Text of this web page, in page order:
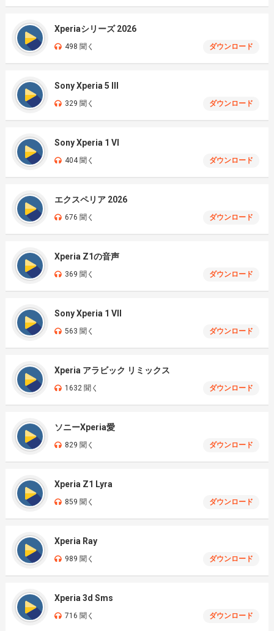
Xperiaシリーズ 2026
498 聞く ダウンロード
Sony Xperia 5 III
329 聞く ダウンロード
Sony Xperia 1 VI
404 聞く ダウンロード
エクスペリア 2026
676 聞く ダウンロード
Xperia Z1の音声
369 聞く ダウンロード
Sony Xperia 1 VII
563 聞く ダウンロード
Xperia アラビック リミックス
1632 聞く ダウンロード
ソニーXperia愛
829 聞く ダウンロード
Xperia Z1 Lyra
859 聞く ダウンロード
Xperia Ray
989 聞く ダウンロード
Xperia 3d Sms
716 聞く ダウンロード